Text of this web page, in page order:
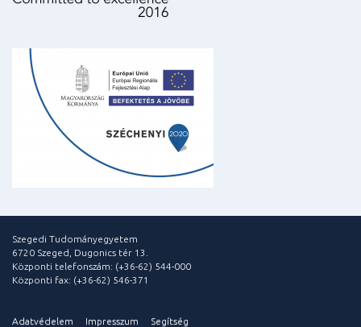
Szegedi Tudományegyetem
6720 Szeged, Dugonics tér 13.
Központi telefonszám: (+36-62) 544-000
Központi fax: (+36-62) 546-371
Adatvédelem Impresszum Segítség